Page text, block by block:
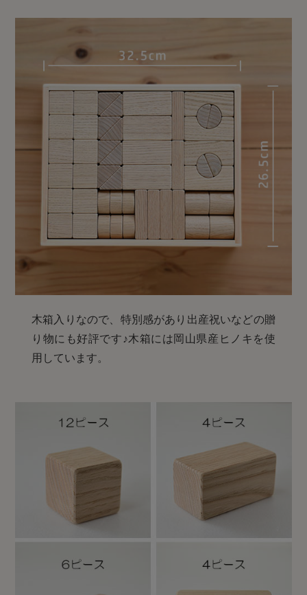
木箱入りなので、特別感があり出産祝いなどの贈
り物にも好評です♪木箱には岡山県産ヒノキを使
用しています。